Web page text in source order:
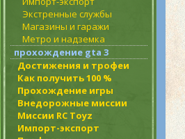
Экстренные службы
Магазины и гаражи
Метро и надземка
прохождение gta 3
Достижения и трофеи
Как получить 100 %
Прохождение игры
Внедорожные миссии
Миссии RC Toyz
Импорт-экспорт